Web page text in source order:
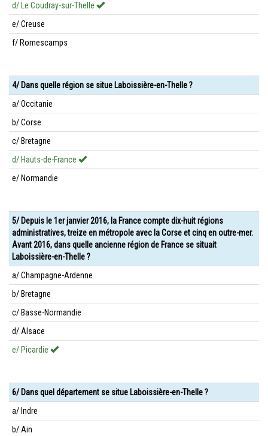
d/ Le Coudray-sur-Thelle
e/ Creuse
f/ Romescamps
4/ Dans quelle région se situe Laboissière-en-Thelle ?
a/ Occitanie
b/ Corse
c/ Bretagne
d/ Hauts-de-France
e/ Normandie
5/ Depuis le 1er janvier 2016, la France compte dix-huit régions
administratives, treize en métropole avec la Corse et cinq en outre-mer.
Avant 2016, dans quelle ancienne région de France se situait
Laboissière-en-Thelle ?
a/ Champagne-Ardenne
b/ Bretagne
c/ Basse-Normandie
d/ Alsace
e/ Picardie
6/ Dans quel département se situe Laboissière-en-Thelle ?
a/ Indre
b/ Ain